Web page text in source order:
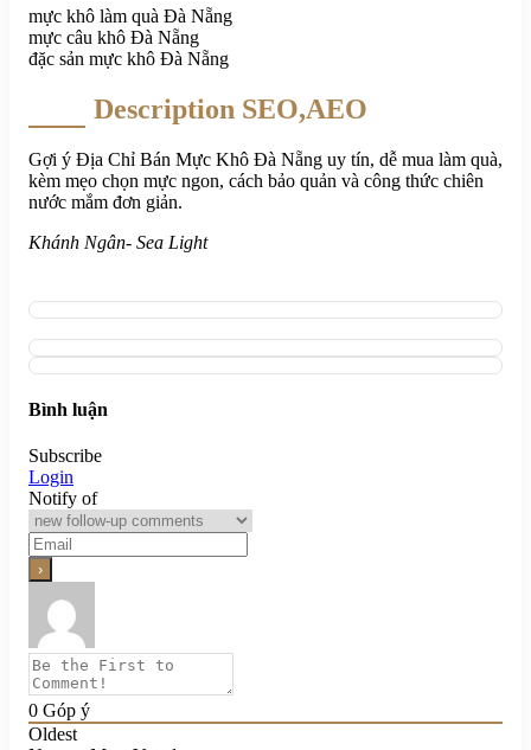
mực khô làm quà Đà Nẵng
mực câu khô Đà Nẵng
đặc sản mực khô Đà Nẵng
Description SEO,AEO
Gợi ý Địa Chỉ Bán Mực Khô Đà Nẵng uy tín, dễ mua làm quà,
kèm mẹo chọn mực ngon, cách bảo quản và công thức chiên
nước mắm đơn giản.
Khánh Ngân- Sea Light
Bình luận
Subscribe
Login
Notify of
0 Góp ý
Oldest